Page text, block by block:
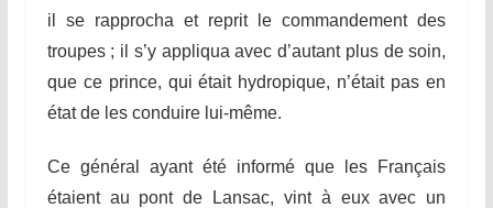
il se rapprocha et reprit le commandement des
troupes ; il s’y appliqua avec d’autant plus de soin,
que ce prince, qui était hydropique, n’était pas en
état de les conduire lui-même.
Ce général ayant été informé que les Français
étaient au pont de Lansac, vint à eux avec un